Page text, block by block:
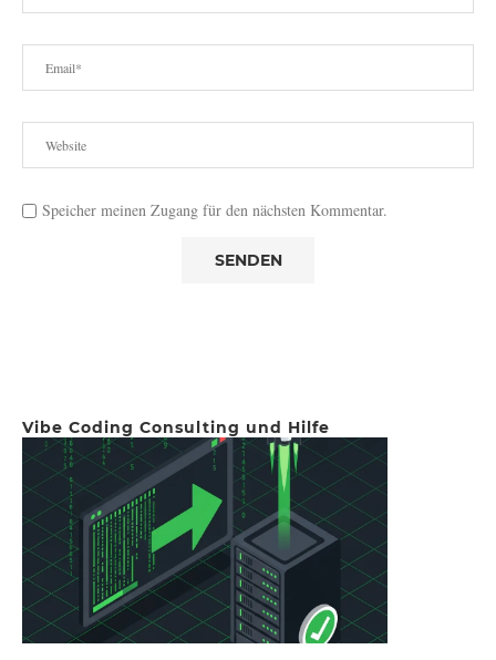
Speicher meinen Zugang für den nächsten Kommentar.
Vibe Coding Consulting und Hilfe